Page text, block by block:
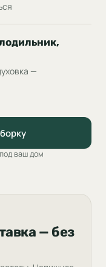
—
ваш дом
— без